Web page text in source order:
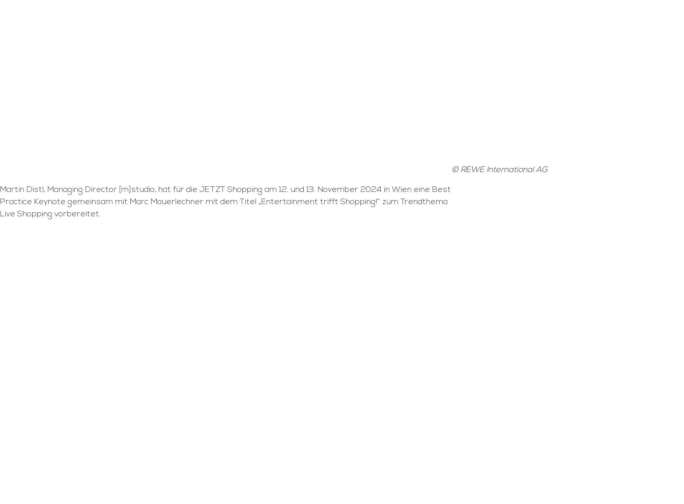
© REWE International AG
Martin Distl, Managing Director [m]studio, hat für die JETZT Shopping am 12. und 13. November 2024 in Wien eine Best
Practice Keynote gemeinsam mit Marc Mauerlechner mit dem Titel „Entertainment trifft Shopping!“ zum Trendthema
Live Shopping vorbereitet.